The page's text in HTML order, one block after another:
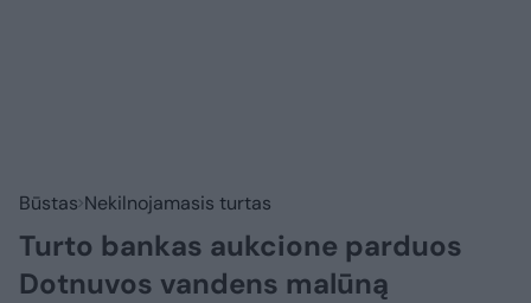
Būstas Nekilnojamasis turtas
Turto bankas aukcione parduos
Dotnuvos vandens malūną